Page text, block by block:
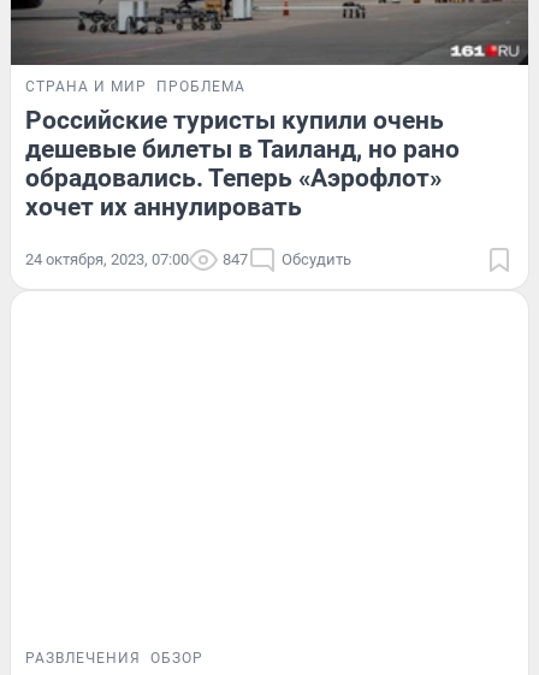
СТРАНА И МИР ПРОБЛЕМА
Российские туристы купили очень
дешевые билеты в Таиланд, но рано
обрадовались. Теперь «Аэрофлот»
хочет их аннулировать
24 октября, 2023, 07:00 847 Обсудить
РАЗВЛЕЧЕНИЯ ОБЗОР